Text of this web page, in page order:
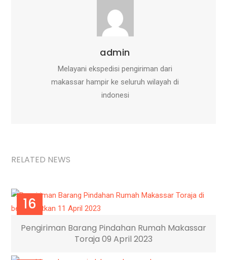
admin
Melayani ekspedisi pengiriman dari
makassar hampir ke seluruh wilayah di
indonesi
RELATED NEWS
16
Pengiriman Barang Pindahan Rumah Makassar
Toraja 09 April 2023